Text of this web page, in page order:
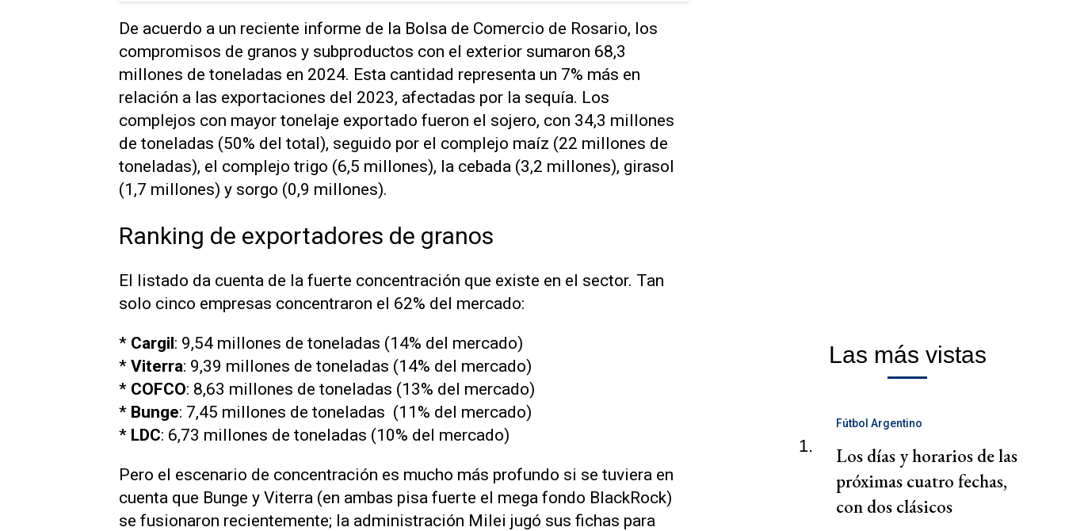
De acuerdo a un reciente informe de la Bolsa de Comercio de Rosario, los
compromisos de granos y subproductos con el exterior sumaron 68,3
millones de toneladas en 2024. Esta cantidad representa un 7% más en
relación a las exportaciones del 2023, afectadas por la sequía. Los
complejos con mayor tonelaje exportado fueron el sojero, con 34,3 millones
de toneladas (50% del total), seguido por el complejo maíz (22 millones de
toneladas), el complejo trigo (6,5 millones), la cebada (3,2 millones), girasol
(1,7 millones) y sorgo (0,9 millones).
Ranking de exportadores de granos
El listado da cuenta de la fuerte concentración que existe en el sector. Tan
solo cinco empresas concentraron el 62% del mercado:
* Cargil: 9,54 millones de toneladas (14% del mercado)
* Viterra: 9,39 millones de toneladas (14% del mercado)
* COFCO: 8,63 millones de toneladas (13% del mercado)
* Bunge: 7,45 millones de toneladas (11% del mercado)
* LDC: 6,73 millones de toneladas (10% del mercado)
Pero el escenario de concentración es mucho más profundo si se tuviera en
cuenta que Bunge y Viterra (en ambas pisa fuerte el mega fondo BlackRock)
se fusionaron recientemente; la administración Milei jugó sus fichas para
Las más vistas
1.
Fútbol Argentino
Los días y horarios de las
próximas cuatro fechas,
con dos clásicos